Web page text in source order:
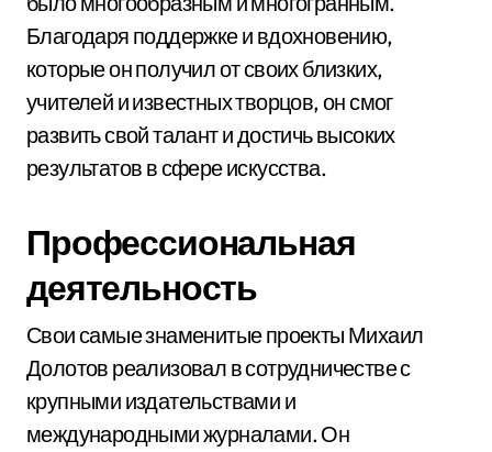
Благодаря поддержке и вдохновению,
которые он получил от своих близких,
учителей и известных творцов, он смог
развить свой талант и достичь высоких
результатов в сфере искусства.
Профессиональная
деятельность
Свои самые знаменитые проекты Михаил
Долотов реализовал в сотрудничестве с
крупными издательствами и
международными журналами. Он